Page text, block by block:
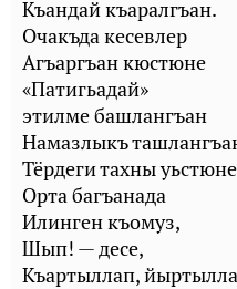
Къандай къаралгъан.
Очакъда кесевлер
Агъаргъан кюстюне
«Патигьадай»
этилме башлангъан
Намазлыкъ
Тёрдеги тахны
Орта багъанада
Илинген къомуз,
Шып! — десе,
Къартыллап,